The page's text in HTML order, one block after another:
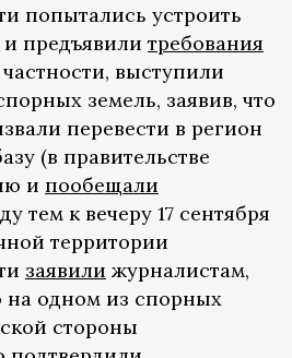
попытались устроить
предъявили требования
выступили
земель, заявив, что
перевести в регион
(в правительстве
и пообещали
тем к вечеру 17 сентября
территории
заявили журналистам,
на одном из спорных
стороны